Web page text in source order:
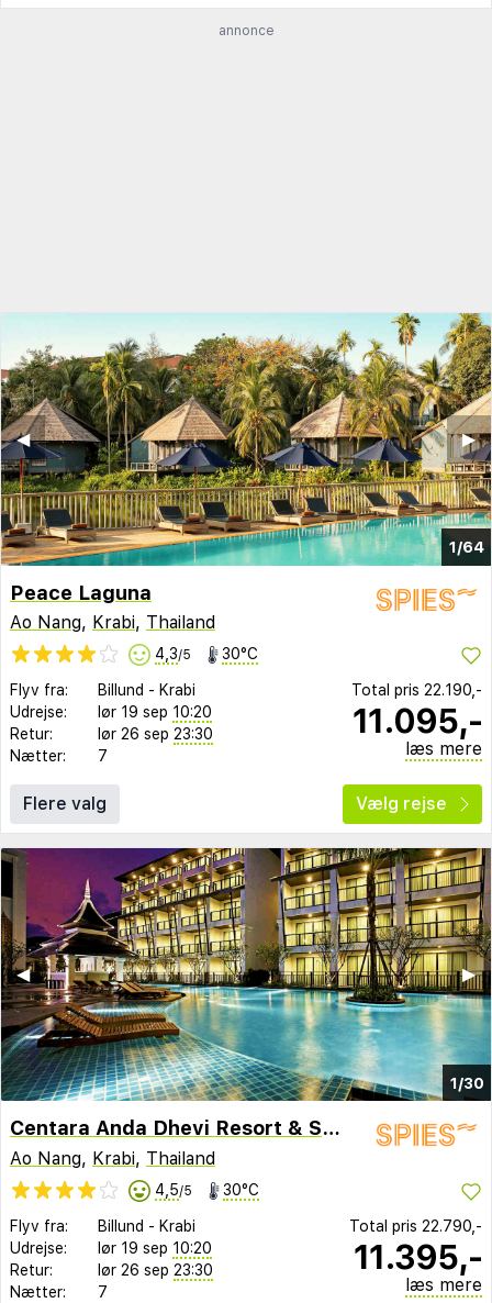
annonce
1/64
▶︎
◀︎
Peace Laguna
Ao Nang, Krabi, Thailand
4,3/5 30°C
Flyv fra: Billund - Krabi
Udrejse:
lør 19 sep 10:20
Retur:
lør 26 sep 23:30
Nætter:
7
Total pris 22.190,-
11.095,-
læs mere
Flere valg Vælg rejse
1/30
▶︎
◀︎
Centara Anda Dhevi Resort & Spa Krabi
Ao Nang, Krabi, Thailand
4,5/5 30°C
Flyv fra: Billund - Krabi
Udrejse:
lør 19 sep 10:20
Retur:
lør 26 sep 23:30
Nætter:
7
Total pris 22.790,-
11.395,-
læs mere